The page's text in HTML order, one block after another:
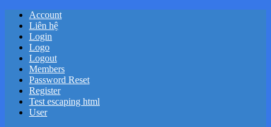
Account
Liên hệ
Login
Logo
Logout
Members
Password Reset
Register
Test escaping html
User